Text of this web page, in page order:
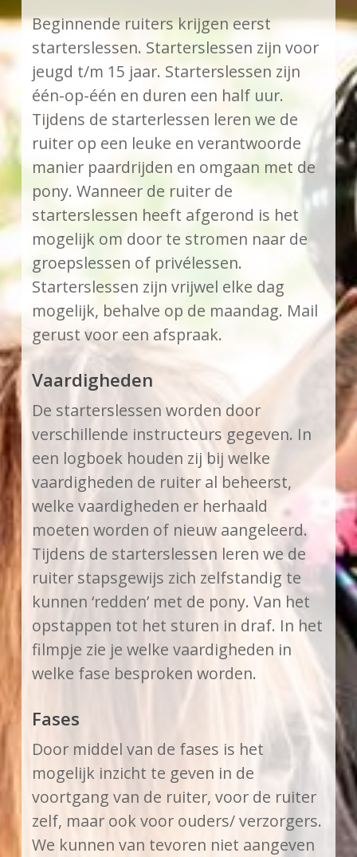
Beginnende ruiters krijgen eerst
starterslessen. Starterslessen zijn voor
jeugd t/m 15 jaar. Starterslessen zijn
één-op-één en duren een half uur.
Tijdens de starterlessen leren we de
ruiter op een leuke en verantwoorde
manier paardrijden en omgaan met de
pony. Wanneer de ruiter de
starterslessen heeft afgerond is het
mogelijk om door te stromen naar de
groepslessen of privélessen.
Starterslessen zijn vrijwel elke dag
mogelijk, behalve op de maandag. Mail
gerust voor een afspraak.
Vaardigheden
De starterslessen worden door
verschillende instructeurs gegeven. In
een logboek houden zij bij welke
vaardigheden de ruiter al beheerst,
welke vaardigheden er herhaald
moeten worden of nieuw aangeleerd.
Tijdens de starterslessen leren we de
ruiter stapsgewijs zich zelfstandig te
kunnen ‘redden’ met de pony. Van het
opstappen tot het sturen in draf. In het
filmpje zie je welke vaardigheden in
welke fase besproken worden.
Fases
Door middel van de fases is het
mogelijk inzicht te geven in de
voortgang van de ruiter, voor de ruiter
zelf, maar ook voor ouders/ verzorgers.
We kunnen van tevoren niet aangeven